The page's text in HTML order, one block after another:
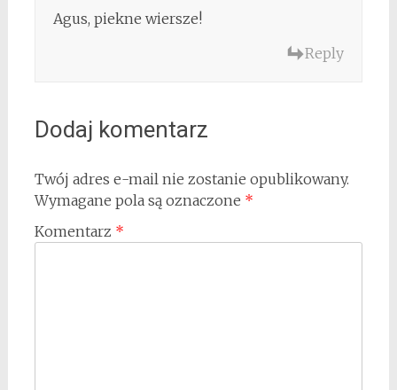
Agus, piekne wiersze!
Reply
Dodaj komentarz
Twój adres e-mail nie zostanie opublikowany.
Wymagane pola są oznaczone *
Komentarz *